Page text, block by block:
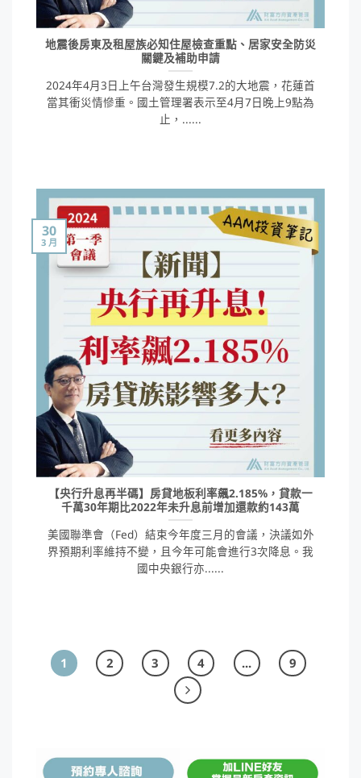
地震後房東及租屋族必知住屋檢查重點、居家安全防災
關鍵及補助申請
2024年4月3日上午台灣發生規模7.2的大地震，花蓮首
當其衝災情慘重。國土管理署表示至4月7日晚上9點為
止，......
【央行升息再半碼】房貸地板利率飆2.185%，貸款一
千萬30年期比2022年未升息前增加還款約143萬
美國聯準會（Fed）結束今年度三月的會議，決議如外
界預期利率維持不變，且今年可能會進行3次降息。我
國中央銀行亦......
30
3 月
1 2 3 4 ... 9